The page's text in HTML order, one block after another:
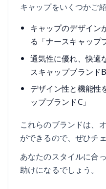
キャップをいくつかご紹
キャップのデザイン
る「ナースキャップ
通気性に優れ、快適
スキャップブランドB
デザイン性と機能性
ップブランドC」
これらのブランドは、
ができるので、ぜひチ
あなたのスタイルに合
助けになるでしょう。